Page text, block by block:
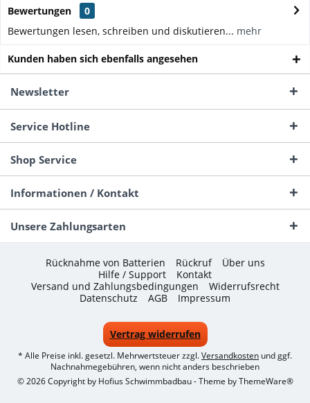
Bewertungen
0
Bewertungen lesen, schreiben und diskutieren... mehr
Kunden haben sich ebenfalls angesehen
Newsletter
Service Hotline
Shop Service
Informationen / Kontakt
Unsere Zahlungsarten
Rücknahme von Batterien Rückruf
Über uns
Hilfe / Support
Kontakt
Versand und Zahlungsbedingungen
Widerrufsrecht
Datenschutz
AGB Impressum
Vertrag widerrufen
* Alle Preise inkl. gesetzl. Mehrwertsteuer zzgl.Versandkosten und ggf.
Nachnahmegebühren, wenn nicht anders beschrieben
© 2026 Copyright by Hofius Schwimmbadbau - Theme byThemeWare®